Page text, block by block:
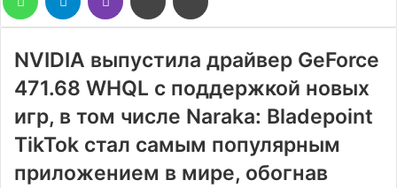
через
электронную
NVIDIA выпустила драйвер GeForce
471.68 WHQL с поддержкой новых
игр, в том числе Naraka: Bladepoint
TikTok стал самым популярным
приложением в мире, обогнав